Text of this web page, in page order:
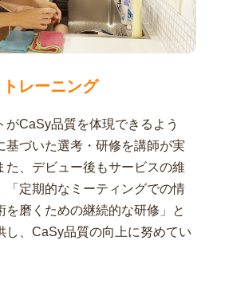
トレーニング
がCaSy品質を体現できるよう
基づいた選考・研修を講師が実
た、デビュー後もサービスの維
「定期的なミーティングでの情
を磨くための継続的な研修」と
し、CaSy品質の向上に努めてい